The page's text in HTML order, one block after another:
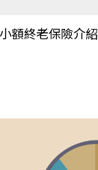
額終老保險介紹